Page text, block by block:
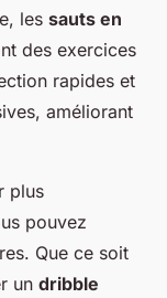
les sauts en
des exercices
rapides et
améliorant
plus
pouvez
Que ce soit
un dribble